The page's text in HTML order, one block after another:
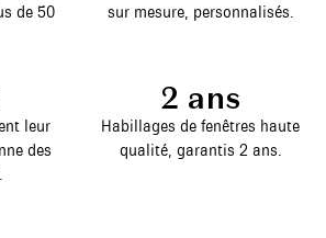
de 50
sur mesure, personnalisés.
leur
des
2 ans
Habillages de fenêtres haute
qualité, garantis 2 ans.